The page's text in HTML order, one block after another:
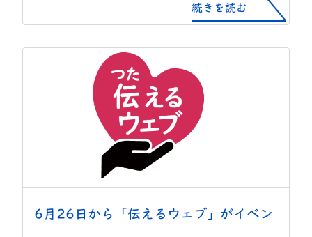
続きを読む
6月26日から「伝えるウェブ」がイベン